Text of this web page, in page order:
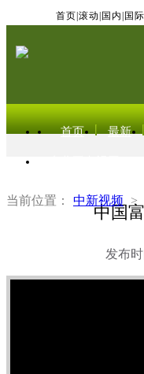
首页 滚动 国内 国际
首页 最新
当前位置： 中新视频 >
中国
发布